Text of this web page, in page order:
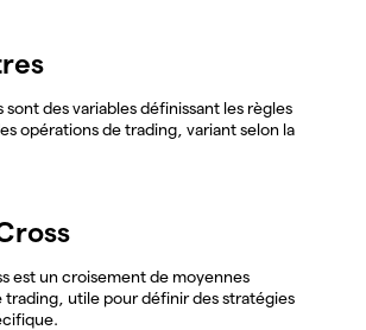
sont des variables définissant les règles
opérations de trading, variant selon la
est un croisement de moyennes
trading, utile pour définir des stratégies